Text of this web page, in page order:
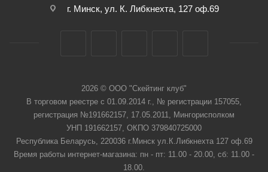
г. Минск, ул. К. Либкнехта, 127 оф.69
2026 © ООО "Скейтинг клуб"
В торговом реестре с 01.09.2014 г., № регистрации 157055,
регистрация №191662157, 17.05.2011, Мингорисполком
УНП 191662157, ОКПО 379840725000
Республика Беларусь, 220036 г.Минск ул.К.Либкнехта 127 оф.69
Время работы интернет-магазина: пн - пт: 11.00 - 20.00, сб: 11.00 -
18.00.